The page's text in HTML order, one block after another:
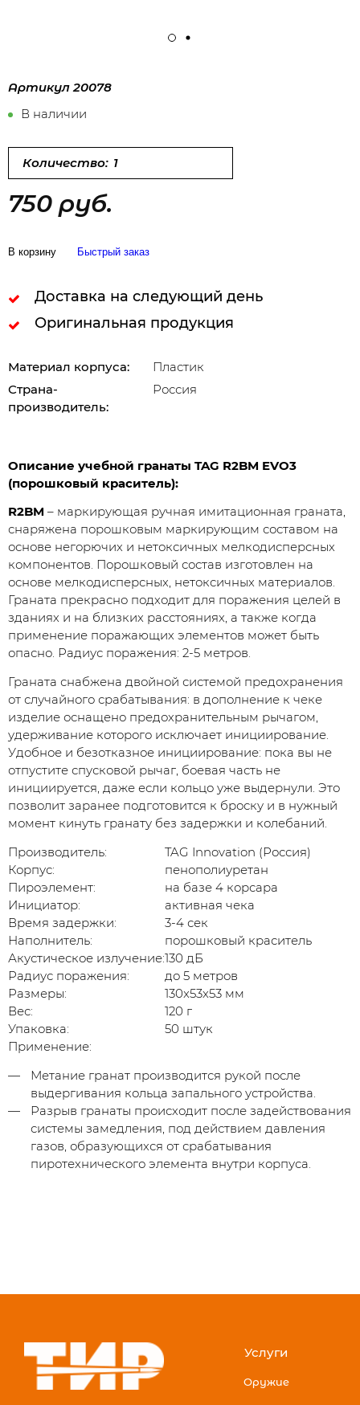
Артикул 20078
В наличии
Количество:
750 руб.
В корзину Быстрый заказ
Доставка на следующий день
Оригинальная продукция
Материал корпуса:
Пластик
Страна-
производитель:
Россия
Описание учебной гранаты TAG R2BM EVO3
(порошковый краситель):
R2BM – маркирующая ручная имитационная граната,
снаряжена порошковым маркирующим составом на
основе негорючих и нетоксичных мелкодисперсных
компонентов. Порошковый состав изготовлен на
основе мелкодисперсных, нетоксичных материалов.
Граната прекрасно подходит для поражения целей в
зданиях и на близких расстояниях, а также когда
применение поражающих элементов может быть
опасно. Радиус поражения: 2-5 метров.
Граната снабжена двойной системой предохранения
от случайного срабатывания: в дополнение к чеке
изделие оснащено предохранительным рычагом,
удерживание которого исключает инициирование.
Удобное и безотказное инициирование: пока вы не
отпустите спусковой рычаг, боевая часть не
инициируется, даже если кольцо уже выдернули. Это
позволит заранее подготовится к броску и в нужный
момент кинуть гранату без задержки и колебаний.
Производитель:
TAG Innovation (Россия)
Корпус:
пенополиуретан
Пироэлемент:
на базе 4 корсара
Инициатор:
активная чека
Время задержки:
3-4 сек
Наполнитель:
порошковый краситель
Акустическое излучение:130 дБ
Радиус поражения:
до 5 метров
Размеры:
130x53x53 мм
Вес:
120 г
Упаковка:
50 штук
Применение:
Метание гранат производится рукой после
выдергивания кольца запального устройства.
Разрыв гранаты происходит после задействования
системы замедления, под действием давления
газов, образующихся от срабатывания
пиротехнического элемента внутри корпуса.
Услуги
Оружие